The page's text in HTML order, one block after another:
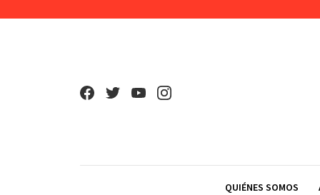
QUIÉNES SOMOS